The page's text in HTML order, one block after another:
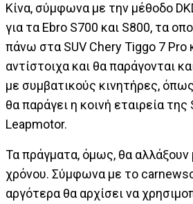
Κίνα, σύμφωνα με την μέθοδο
για τα Ebro S700 και S800, τα
πάνω στα SUV Chery Tiggo 7 Pro
αντίστοιχα και θα παράγονται
με συμβατικούς κινητήρες,
θα παράγει η κοινή εταιρεία
Leapmotor.
Τα πράγματα, όμως, θα αλλάξουν
χρόνου. Σύμφωνα με το
αργότερα θα αρχίσει να